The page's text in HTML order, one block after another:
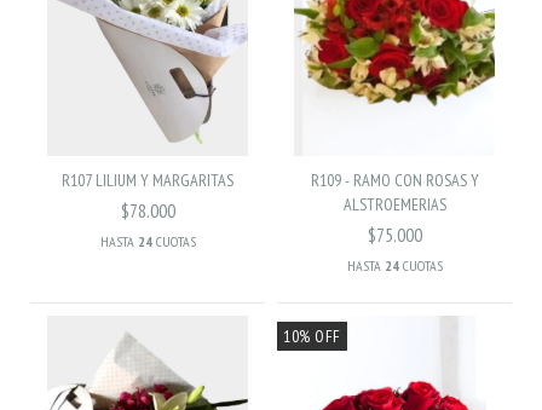
R107 LILIUM Y MARGARITAS
$78.000
HASTA 24CUOTAS
R109 - RAMO CON ROSAS Y
ALSTROEMERIAS
$75.000
HASTA 24CUOTAS
10% OFF